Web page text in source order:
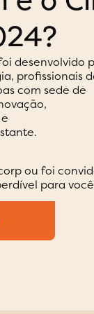
desenvolvido
profissionais
com sede de
ou foi
para